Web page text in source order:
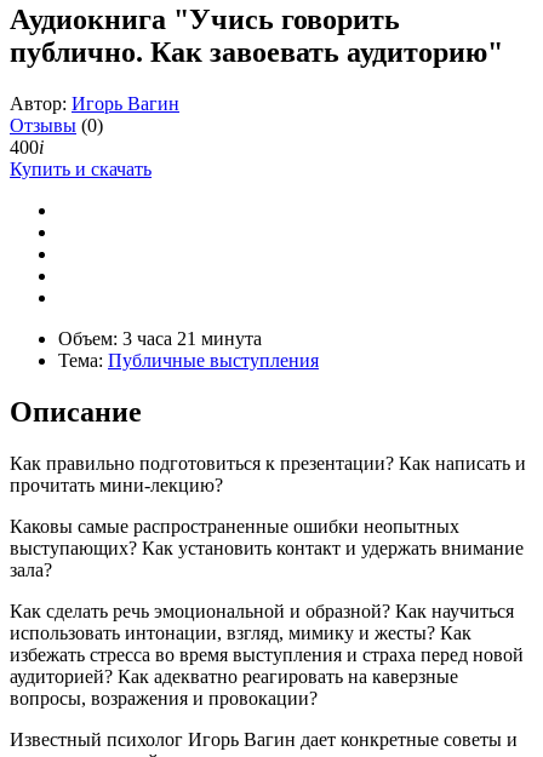
Аудиокнига "Учись говорить
публично. Как завоевать аудиторию"
Автор: Игорь Вагин
Отзывы (0)
400i
Купить и скачать
Объем: 3 часа 21 минута
Тема: Публичные выступления
Описание
Как правильно подготовиться к презентации? Как написать и
прочитать мини-лекцию?
Каковы самые распространенные ошибки неопытных
выступающих? Как установить контакт и удержать внимание
зала?
Как сделать речь эмоциональной и образной? Как научиться
использовать интонации, взгляд, мимику и жесты? Как
избежать стресса во время выступления и страха перед новой
аудиторией? Как адекватно реагировать на каверзные
вопросы, возражения и провокации?
Известный психолог Игорь Вагин дает конкретные советы и